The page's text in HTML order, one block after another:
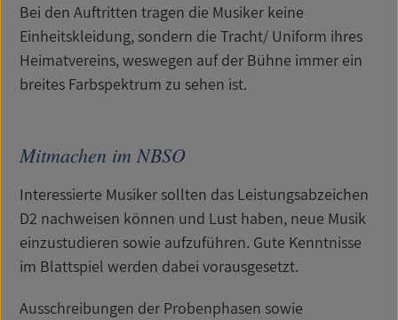
Bei den Auftritten tragen die Musiker keine
Einheitskleidung, sondern die Tracht/ Uniform ihres
Heimatvereins, weswegen auf der Bühne immer ein
breites Farbspektrum zu sehen ist.
Mitmachen im NBSO
Interessierte Musiker sollten das Leistungsabzeichen
D2 nachweisen können und Lust haben, neue Musik
einzustudieren sowie aufzuführen. Gute Kenntnisse
im Blattspiel werden dabei vorausgesetzt.
Ausschreibungen der Probenphasen sowie